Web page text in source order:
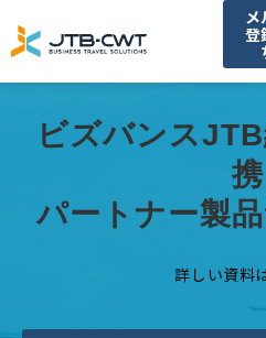
メ
登
ソリューシ
導入事例
セミナー/
ビズバンス
携
パートナー製
詳しい資料